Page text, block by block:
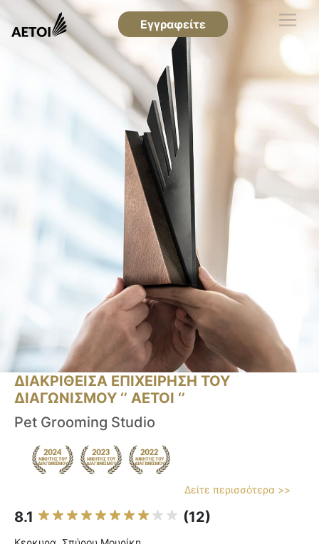
Εγγραφείτε
ΔΙΑΚΡΙΘΕΙΣΑ ΕΠΙΧΕΙΡΗΣΗ ΤΟΥ
ΔΙΑΓΩΝΙΣΜΟΥ ‘’ ΑΕΤΟΙ ‘’
Pet Grooming Studio
Δείτε περισσότερα >>
8.1 (12)